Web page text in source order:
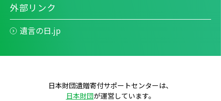
外部リンク
遺言の日.jp
日本財団遺贈寄付サポートセンターは、
日本財団が運営しています。